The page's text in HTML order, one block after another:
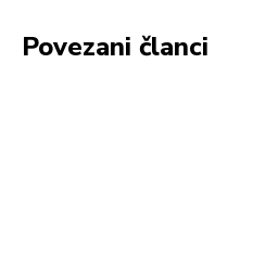
Povezani članci